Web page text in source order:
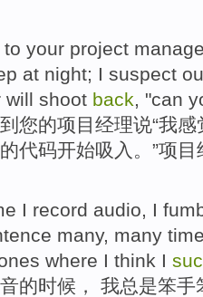
to your project
at night; I suspect
will shoot back, "can
您的项目经理说“我感
的代码开始吸入 。”项目
I record audio, I
many, many
where I think I
的时候， 我总是笨手